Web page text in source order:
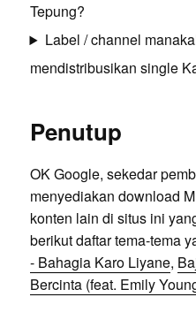
Tepung?
Label / channel
mendistribusikan single
Penutup
OK Google, sekedar
menyediakan download
konten lain di situs ini
berikut daftar tema-tema
- Bahagia Karo Liyane,
Bercinta (feat. Emily